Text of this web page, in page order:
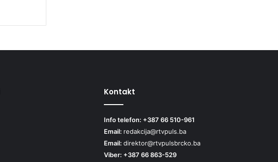
Kontakt
Info telefon: +387 66 510-961
Email: redakcija@rtvpuls.ba
Email: direktor@rtvpulsbrcko.ba
Viber: +387 66 863-529